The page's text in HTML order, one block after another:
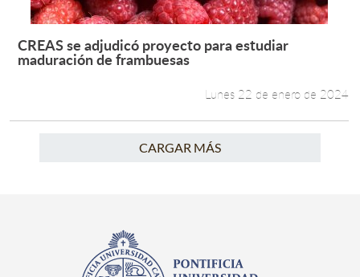
Leer más +
CREAS se adjudicó proyecto para estudiar
maduración de frambuesas
Lunes 22 de enero de 2024
CARGAR MÁS